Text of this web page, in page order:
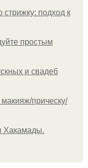
подход к
простым
и свадеб
прическу/
Хакамады.